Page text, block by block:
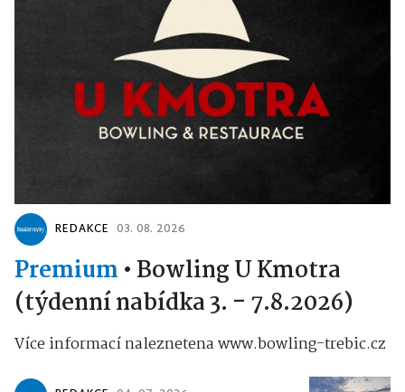
REDAKCE 03. 08. 2026
Premium • Bowling U Kmotra
(týdenní nabídka 3. - 7.8.2026)
Více informací naleznetena www.bowling-trebic.cz